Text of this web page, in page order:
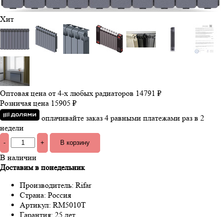
Хит
Оптовая цена от 4-х любых радиаторов 14791 ₽
Розничая цена 15905 ₽
оплачивайте заказ 4 равными платежами раз в 2
недели
- +
В наличии
Доставим в понедельник
Производитель: Rifar
Страна: Россия
Артикул: RM5010Т
Гарантия: 25 лет